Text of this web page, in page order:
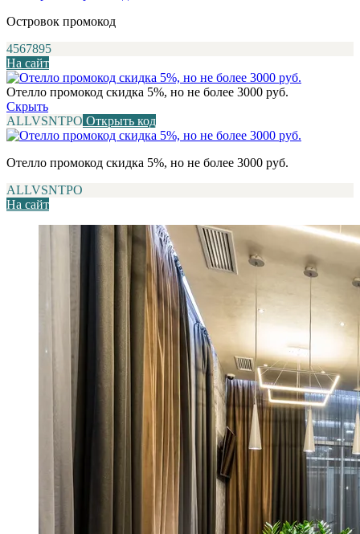
Островок промокод
4567895
На сайт
Отелло промокод скидка 5%, но не более 3000 руб.
Скрыть
ALLVSNTPO Открыть код
Отелло промокод скидка 5%, но не более 3000 руб.
ALLVSNTPO
На сайт